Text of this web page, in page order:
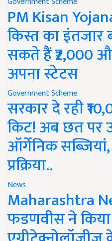
PM Kisan
किस्त का
सकते हैं ₹2,000
अपना स्टेटस
Government Scheme
सरकार दे रही
किट! अब छत पर
ऑर्गेनिक
प्रक्रिया..
News
Maharashtra
फडणवीस ने किया